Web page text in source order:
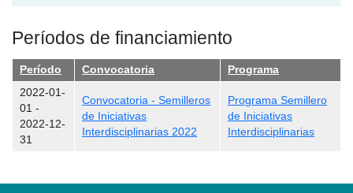
Períodos de financiamiento
Período Convocatoria
Programa
2022-01-
01 -
2022-12-
31
Convocatoria - Semilleros
de Iniciativas
Interdisciplinarias 2022
Programa Semillero
de Iniciativas
Interdisciplinarias